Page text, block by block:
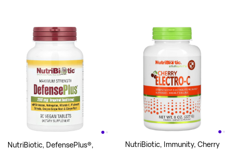
NutriBiotic, DefensePlus®,
NutriBiotic, Immunity, Cherry